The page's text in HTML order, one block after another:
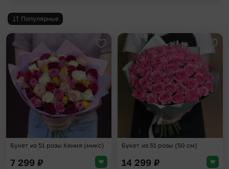
Популярные
Добавить в избранное
Букет из 51 розы Кения (микс)
7 299 ₽
Букет из 51 розы (50 см)
14 299 ₽